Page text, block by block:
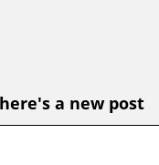
a new post